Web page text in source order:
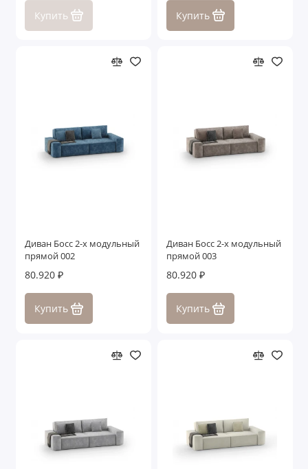
Купить Купить
Диван Босс 2-х модульный
прямой 002
80.920 ₽
Купить
Диван Босс 2-х модульный
прямой 003
80.920 ₽
Купить